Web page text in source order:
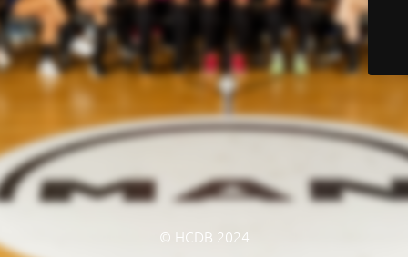
© HCDB 2024